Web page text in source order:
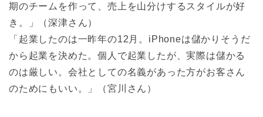
期のチームを作って、売上を山分けするスタイルが好
き。」（深津さん）
「起業したのは一昨年の12月。iPhoneは儲かりそうだ
から起業を決めた。個人で起業したが、実際は儲かる
のは厳しい。会社としての名義があった方がお客さん
のためにもいい。」（宮川さん）